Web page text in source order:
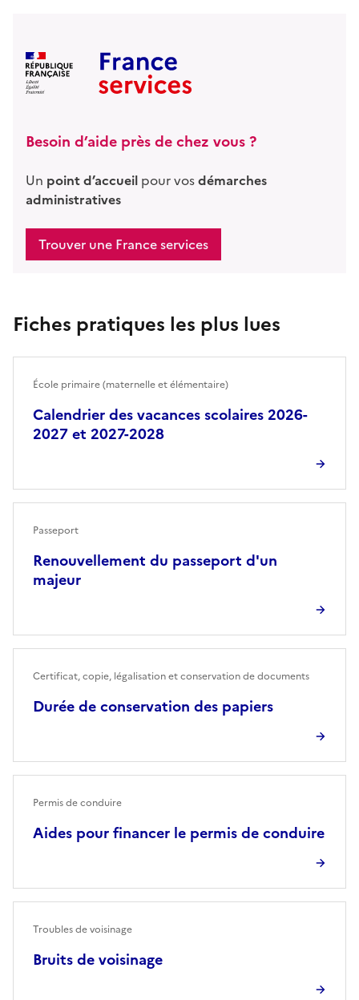
France Services
Besoin d’aide près de chez vous ?
Un point d’accueil pour vosdémarches
administratives
Trouver une France services
Fiches pratiques les plus lues
Calendrier des vacances scolaires 2026-
2027 et 2027-2028
École primaire (maternelle et élémentaire)
Renouvellement du passeport d'un
majeur
Passeport
Durée de conservation des papiers
Certificat, copie, légalisation et conservation de documents
Aides pour financer le permis de conduire
Permis de conduire
Bruits de voisinage
Troubles de voisinage